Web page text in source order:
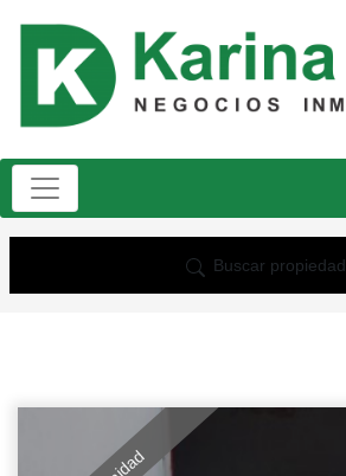
Buscar propiedad